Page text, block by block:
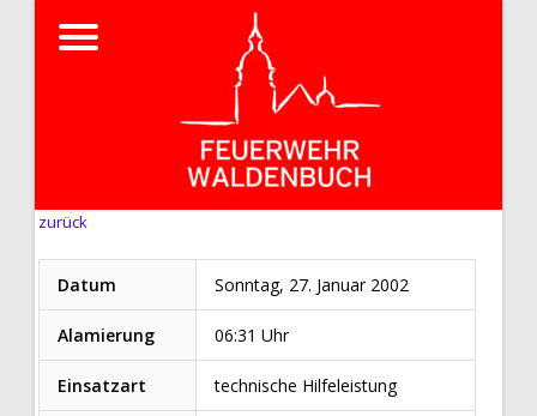
zurück
Datum Sonntag, 27. Januar 2002
Alamierung 06:31 Uhr
Einsatzart technische Hilfeleistung